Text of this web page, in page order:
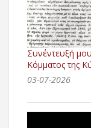
Συνέντευξή
Κόμματος της
03-07-2026